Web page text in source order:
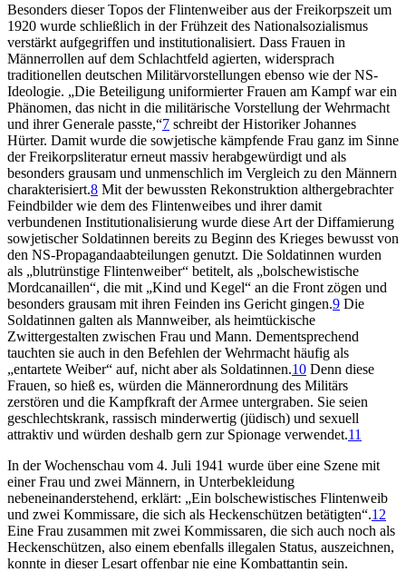
Besonders dieser Topos der Flintenweiber aus der Freikorpszeit um
1920 wurde schließlich in der Frühzeit des Nationalsozialismus
verstärkt aufgegriffen und institutionalisiert. Dass Frauen in
Männerrollen auf dem Schlachtfeld agierten, widersprach
traditionellen deutschen Militärvorstellungen ebenso wie der NS-
Ideologie. „Die Beteiligung uniformierter Frauen am Kampf war ein
Phänomen, das nicht in die militärische Vorstellung der Wehrmacht
und ihrer Generale passte,“7 schreibt der Historiker Johannes
Hürter. Damit wurde die sowjetische kämpfende Frau ganz im Sinne
der Freikorpsliteratur erneut massiv herabgewürdigt und als
besonders grausam und unmenschlich im Vergleich zu den Männern
charakterisiert.8 Mit der bewussten Rekonstruktion althergebrachter
Feindbilder wie dem des Flintenweibes und ihrer damit
verbundenen Institutionalisierung wurde diese Art der Diffamierung
sowjetischer Soldatinnen bereits zu Beginn des Krieges bewusst von
den NS-Propagandaabteilungen genutzt. Die Soldatinnen wurden
als „blutrünstige Flintenweiber“ betitelt, als „bolschewistische
Mordcanaillen“, die mit „Kind und Kegel“ an die Front zögen und
besonders grausam mit ihren Feinden ins Gericht gingen.9 Die
Soldatinnen galten als Mannweiber, als heimtückische
Zwittergestalten zwischen Frau und Mann. Dementsprechend
tauchten sie auch in den Befehlen der Wehrmacht häufig als
„entartete Weiber“ auf, nicht aber als Soldatinnen.10 Denn diese
Frauen, so hieß es, würden die Männerordnung des Militärs
zerstören und die Kampfkraft der Armee untergraben. Sie seien
geschlechtskrank, rassisch minderwertig (jüdisch) und sexuell
attraktiv und würden deshalb gern zur Spionage verwendet.11
In der Wochenschau vom 4. Juli 1941 wurde über eine Szene mit
einer Frau und zwei Männern, in Unterbekleidung
nebeneinanderstehend, erklärt: „Ein bolschewistisches Flintenweib
und zwei Kommissare, die sich als Heckenschützen betätigten“.12
Eine Frau zusammen mit zwei Kommissaren, die sich auch noch als
Heckenschützen, also einem ebenfalls illegalen Status, auszeichnen,
konnte in dieser Lesart offenbar nie eine Kombattantin sein.